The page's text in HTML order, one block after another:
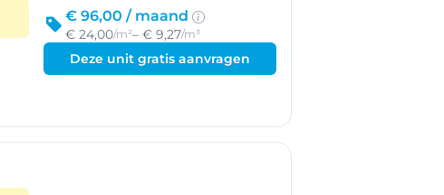
€ 96,00 / maand
€ 24,00/m²– € 9,27/m³
Deze unit gratis aanvragen